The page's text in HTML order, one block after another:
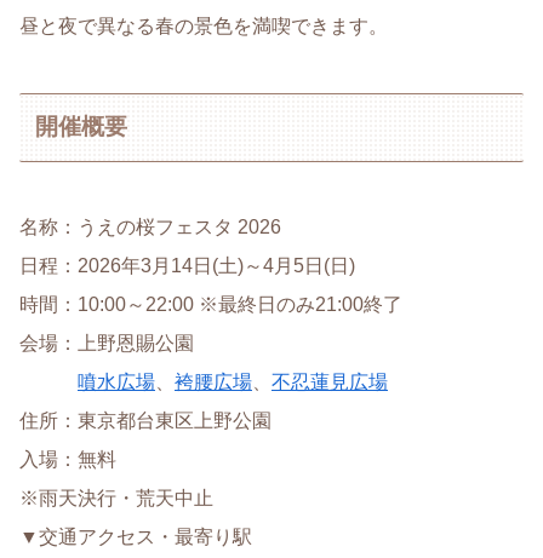
昼と夜で異なる春の景色を満喫できます。
開催概要
名称：うえの桜フェスタ 2026
日程：2026年3月14日(土)～4月5日(日)
時間：10:00～22:00 ※最終日のみ21:00終了
会場：上野恩賜公園
噴水広場
袴腰広場
不忍蓮見広場
住所：東京都台東区上野公園
入場：無料
※雨天決行・荒天中止
▼交通アクセス・最寄り駅